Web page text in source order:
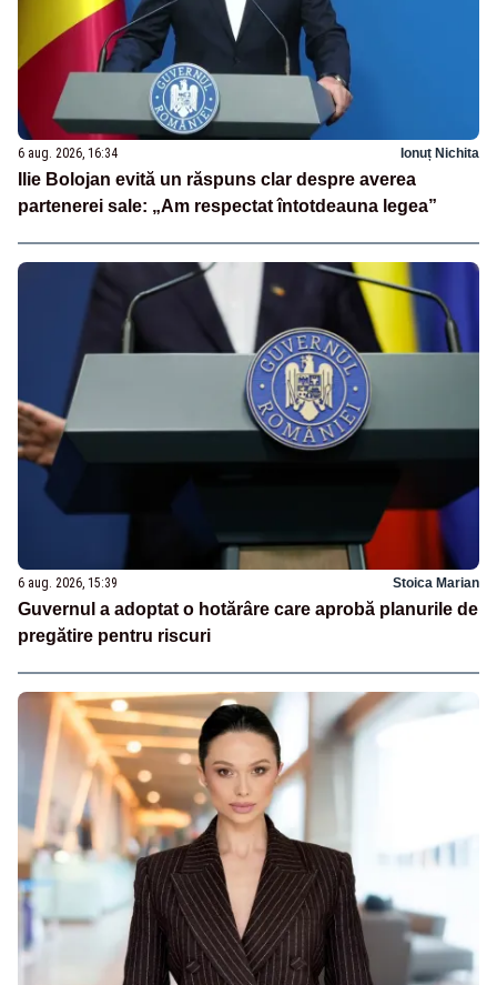
6 aug. 2026, 16:34 Ionuț Nichita
Ilie Bolojan evită un răspuns clar despre averea
partenerei sale: „Am respectat întotdeauna legea”
6 aug. 2026, 15:39 Stoica Marian
Guvernul a adoptat o hotărâre care aprobă planurile de
pregătire pentru riscuri